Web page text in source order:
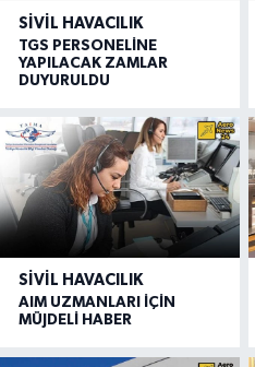
SIVIL HAVACILIK
TGS PERSONELİNE
YAPILACAK ZAMLAR
DUYURULDU
SIVIL HAVACILIK
AIM UZMANLARI İÇİN
MÜJDELİ HABER